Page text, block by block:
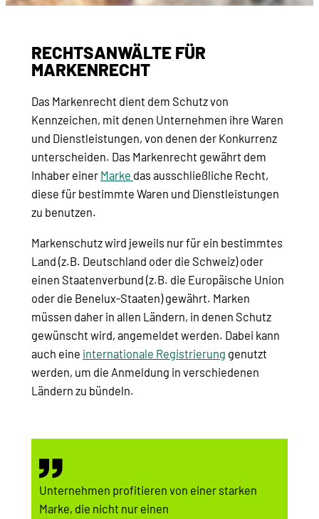
RECHTSANWÄLTE FÜR
MARKENRECHT
Das Markenrecht dient dem Schutz von
Kennzeichen, mit denen Unternehmen ihre Waren
und Dienstleistungen, von denen der Konkurrenz
unterscheiden. Das Markenrecht gewährt dem
Inhaber einer Marke das ausschließliche Recht,
diese für bestimmte Waren und Dienstleistungen
zu benutzen.
Markenschutz wird jeweils nur für ein bestimmtes
Land (z.B. Deutschland oder die Schweiz) oder
einen Staatenverbund (z.B. die Europäische Union
oder die Benelux-Staaten) gewährt. Marken
müssen daher in allen Ländern, in denen Schutz
gewünscht wird, angemeldet werden. Dabei kann
auch eine internationale Registrierung genutzt
werden, um die Anmeldung in verschiedenen
Ländern zu bündeln.
Unternehmen profitieren von einer starken
Marke, die nicht nur einen